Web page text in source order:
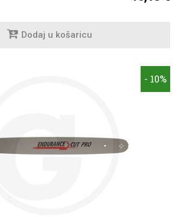
Dodaj u košaricu
- 10%